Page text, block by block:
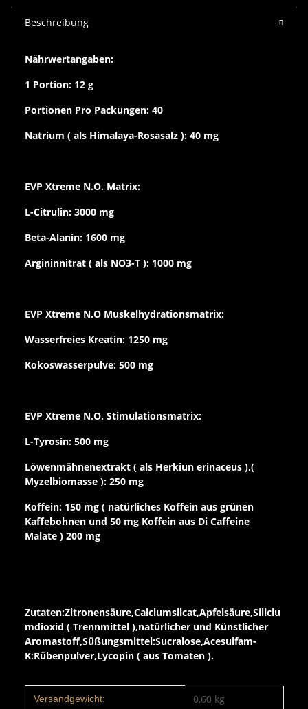
Beschreibung
Nährwertangaben:
1 Portion: 12 g
Portionen Pro Packungen: 40
Natrium ( als Himalaya-Rosasalz ): 40 mg
EVP Xtreme N.O. Matrix:
L-Citrulin: 3000 mg
Beta-Alanin: 1600 mg
Argininnitrat ( als NO3-T ): 1000 mg
EVP Xtreme N.O Muskelhydrationsmatrix:
Wasserfreies Kreatin: 1250 mg
Kokoswasserpulve: 500 mg
EVP Xtreme N.O. Stimulationsmatrix:
L-Tyrosin: 500 mg
Löwenmähnenextrakt ( als Herkiun erinaceus ),(
Myzelbiomasse ): 250 mg
Koffein: 150 mg ( natürliches Koffein aus grünen
Kaffebohnen und 50 mg Koffein aus Di Caffeine
Malate ) 200 mg
Zutaten:Zitronensäure,Calciumsilcat,Apfelsäure,Siliciu
mdioxid ( Trennmittel ),natürlicher und Künstlicher
Aromastoff,Süßungsmittel:Sucralose,Acesulfam-
K:Rübenpulver,Lycopin ( aus Tomaten ).
Produkteigenschaft
Wert
Versandgewicht: 0,60 kg